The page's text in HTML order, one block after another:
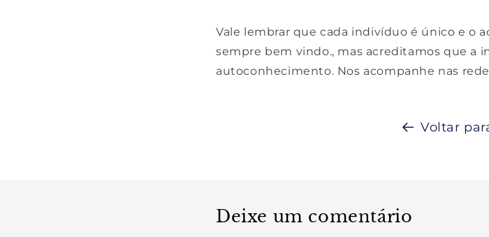
Vale lembrar que cada indivíduo é único e o
sempre bem vindo., mas acreditamos que a
autoconhecimento. Nos acompanhe nas
Voltar
Deixe um comentário